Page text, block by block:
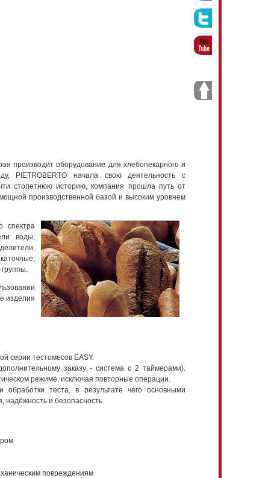
производит оборудование для хлебопекарного и
PIETROBERTO начала свою деятельность с
столетнюю историю, компания прошла путь от
производственной базой и высоким уровнем
спектра
воды,
изделия
серии тестомесов EASY.
заказу - система с 2 таймерами).
режиме, исключая повторные операции.
теста, в результате чего основными
надёжность и безопасность.
повреждениям